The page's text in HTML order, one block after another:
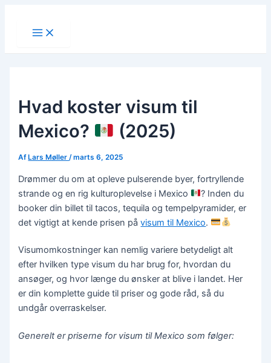
indholdet
Hvad koster visum til
Mexico?
(2025)
Af Lars Møller/marts 6, 2025
Drømmer du om at opleve pulserende byer, fortryllende
strande og en rig kulturoplevelse i Mexico
? Inden du
booker din billet til tacos, tequila og tempelpyramider, er
det vigtigt at kende prisen påvisum til Mexico.
Visumomkostninger kan nemlig variere betydeligt alt
efter hvilken type visum du har brug for, hvordan du
ansøger, og hvor længe du ønsker at blive i landet. Her
er din komplette guide til priser og gode råd, så du
undgår overraskelser.
Generelt er priserne for visum til Mexico som følger: